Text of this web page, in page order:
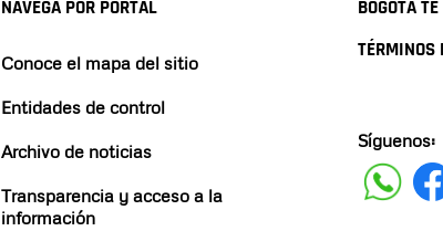
NAVEGA POR PORTAL
Conoce el mapa del sitio
Entidades de control
Archivo de noticias
Transparencia y acceso a la
información
BOGOTA
TÉRMINOS
Síguenos: